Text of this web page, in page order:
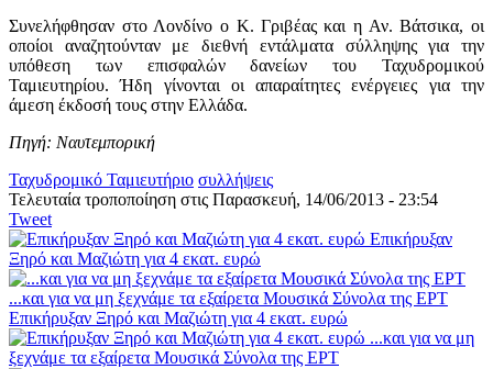
Συνελήφθησαν στο Λονδίνο ο Κ. Γριβέας και η Αν. Βάτσικα, οι
οποίοι αναζητούνταν με διεθνή εντάλματα σύλληψης για την
υπόθεση των επισφαλών δανείων του Ταχυδρομικού
Ταμιευτηρίου. Ήδη γίνονται οι απαραίτητες ενέργειες για την
άμεση έκδοσή τους στην Ελλάδα.
Πηγή: Ναυτεμπορική
Ταχυδρομικό Ταμιευτήριο συλλήψεις
Τελευταία τροποποίηση στις Παρασκευή, 14/06/2013 - 23:54
Tweet
Επικήρυξαν
Ξηρό και Μαζιώτη για 4 εκατ. ευρώ
...και για να μη ξεχνάμε τα εξαίρετα Μουσικά Σύνολα της ΕΡΤ
Επικήρυξαν Ξηρό και Μαζιώτη για 4 εκατ. ευρώ
...και για να μη
ξεχνάμε τα εξαίρετα Μουσικά Σύνολα της ΕΡΤ